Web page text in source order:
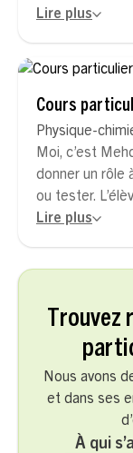
Trouvez
Nous avons
et dans ses
À qui
Lire plus
Cours
Physique-
Moi, c’est
donner un rôle
ou tester.
Lire plus